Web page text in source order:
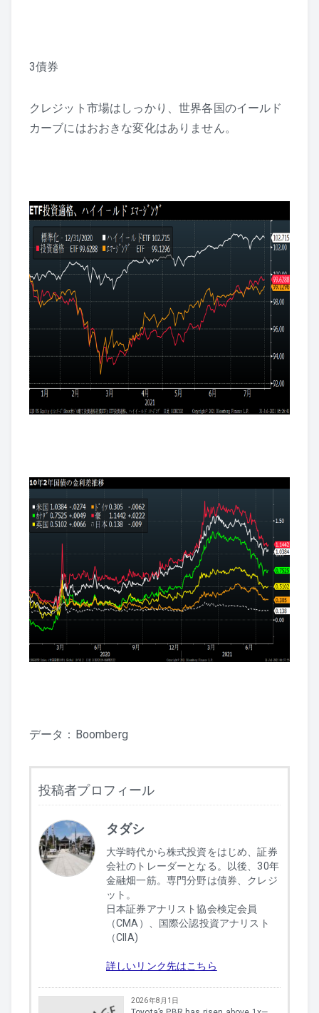
3債券
クレジット市場はしっかり、世界各国のイールド
カーブにはおおきな変化はありません。
データ：Boomberg
投稿者プロフィール
タダシ
大学時代から株式投資をはじめ、証券
会社のトレーダーとなる。以後、30年
金融畑一筋。専門分野は債券、クレジ
ット。
日本証券アナリスト協会検定会員
（CMA）、国際公認投資アナリスト
（CIIA)
詳しいリンク先はこちら
2026年8月1日